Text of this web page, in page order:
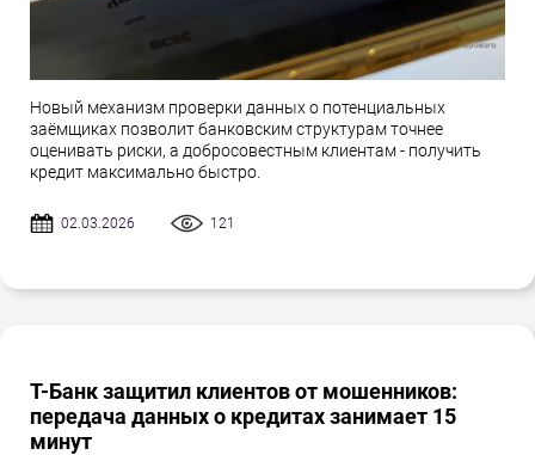
Новый механизм проверки данных о потенциальных
заёмщиках позволит банковским структурам точнее
оценивать риски, а добросовестным клиентам - получить
кредит максимально быстро.
02.03.2026 121
Т-Банк защитил клиентов от мошенников:
передача данных о кредитах занимает 15
минут